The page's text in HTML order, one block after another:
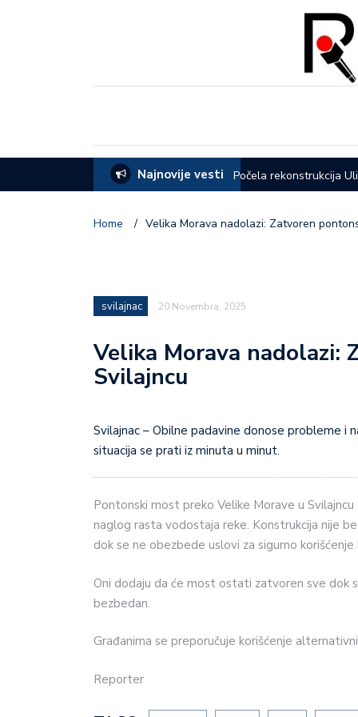
Najnovije vesti Počela rekonstrukcija
Home / Velika Morava nadolazi: Zatvoren
svilajnac 20 Novembra, 2025
Velika Morava nadolazi:
Svilajncu
Svilajnac – Obilne padavine donose probleme i na teritoriji opštine Svilajnac. Povećan je vodostaj reka, a
situacija se prati iz minuta u minut.
Pontonski most preko Velike Morave u
naglog rasta vodostaja reke. Konstrukcija nije
dok se ne obezbede uslovi za sigurno korišćenje
Oni dodaju da će most ostati zatvoren sve dok
bezbedan.
Građanima se preporučuje korišćenje
Reporter